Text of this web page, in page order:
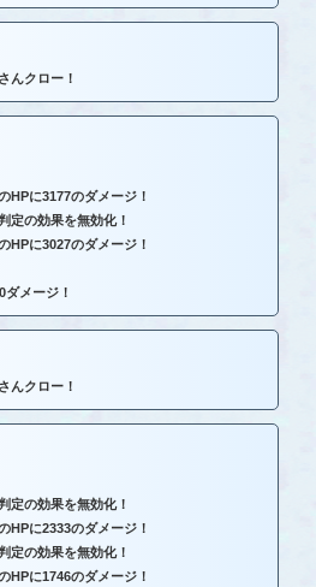
んクロー！
HPに3177のダメージ！
定の効果を無効化！
HPに3027のダメージ！
ダメージ！
んクロー！
定の効果を無効化！
HPに2333のダメージ！
定の効果を無効化！
HPに1746のダメージ！